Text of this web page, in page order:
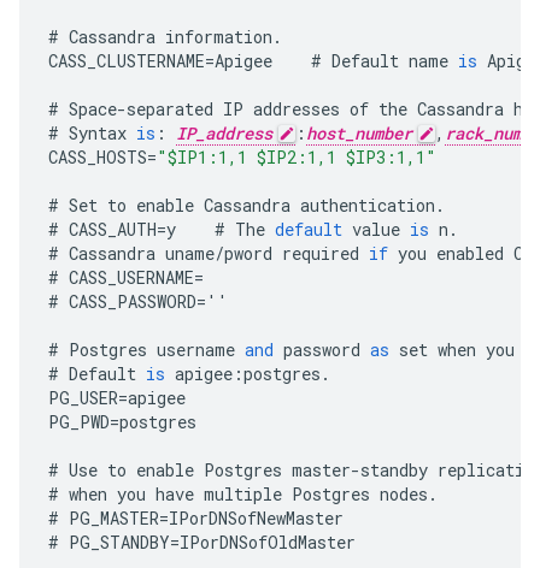
# Cassandra information .
CASS_CLUSTERNAME=Apigee # Default name is
# Space-separated IP addresses of the Cassandra
# Syntax is : IP_address : host_number ,
CASS_HOSTS="$IP1:1,1 $IP2:1,1 $IP3:1,1"
# Set to enable Cassandra authentication .
# CASS_AUTH=y # The default value is n .
# Cassandra uname/pword required if you enabled
# CASS_USERNAME=
# CASS_PASSWORD= ''
# Postgres username and password as set when you
# Default is apigee :postgres .
PG_USER=apigee
PG_PWD=postgres
# Use to enable Postgres master-standby
# when you have multiple Postgres nodes .
# PG_MASTER=IPorDNSofNewMaster
# PG_STANDBY=IPorDNSofOldMaster